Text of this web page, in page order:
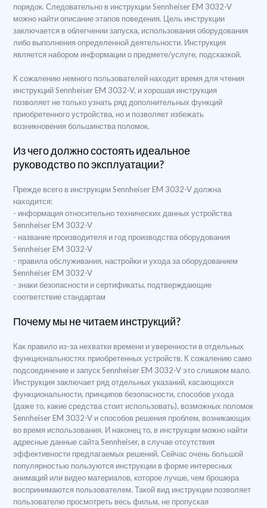
порядок. Следовательно в инструкции Sennheiser EM 3032-V
можно найти описание этапов поведения. Цель инструкции
заключается в облегчении запуска, использования оборудования
либо выполнения определенной деятельности. Инструкция
является набором информации о предмете/услуге, подсказкой.
К сожалению немного пользователей находит время для чтения
инструкций Sennheiser EM 3032-V, и хорошая инструкция
позволяет не только узнать ряд дополнительных функций
приобретенного устройства, но и позволяет избежать
возникновения большинства поломок.
Из чего должно состоять идеальное
руководство по эксплуатации?
Прежде всего в инструкции Sennheiser EM 3032-V должна
находится:
- информация относительно технических данных устройства
Sennheiser EM 3032-V
- название производителя и год производства оборудования
Sennheiser EM 3032-V
- правила обслуживания, настройки и ухода за оборудованием
Sennheiser EM 3032-V
- знаки безопасности и сертификаты, подтверждающие
соответствие стандартам
Почему мы не читаем инструкций?
Как правило из-за нехватки времени и уверенности в отдельных
функциональностях приобретенных устройств. К сожалению само
подсоединение и запуск Sennheiser EM 3032-V это слишком мало.
Инструкция заключает ряд отдельных указаний, касающихся
функциональности, принципов безопасности, способов ухода
(даже то, какие средства стоит использовать), возможных поломок
Sennheiser EM 3032-V и способов решения проблем, возникающих
во время использования. И наконец то, в инструкции можно найти
адресные данные сайта Sennheiser, в случае отсутствия
эффективности предлагаемых решений. Сейчас очень большой
популярностью пользуются инструкции в форме интересных
анимаций или видео материалов, которое лучше, чем брошюра
воспринимаются пользователем. Такой вид инструкции позволяет
пользователю просмотреть весь фильм, не пропуская